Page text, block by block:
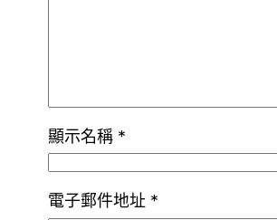
顯示名稱 *
電子郵件地址 *